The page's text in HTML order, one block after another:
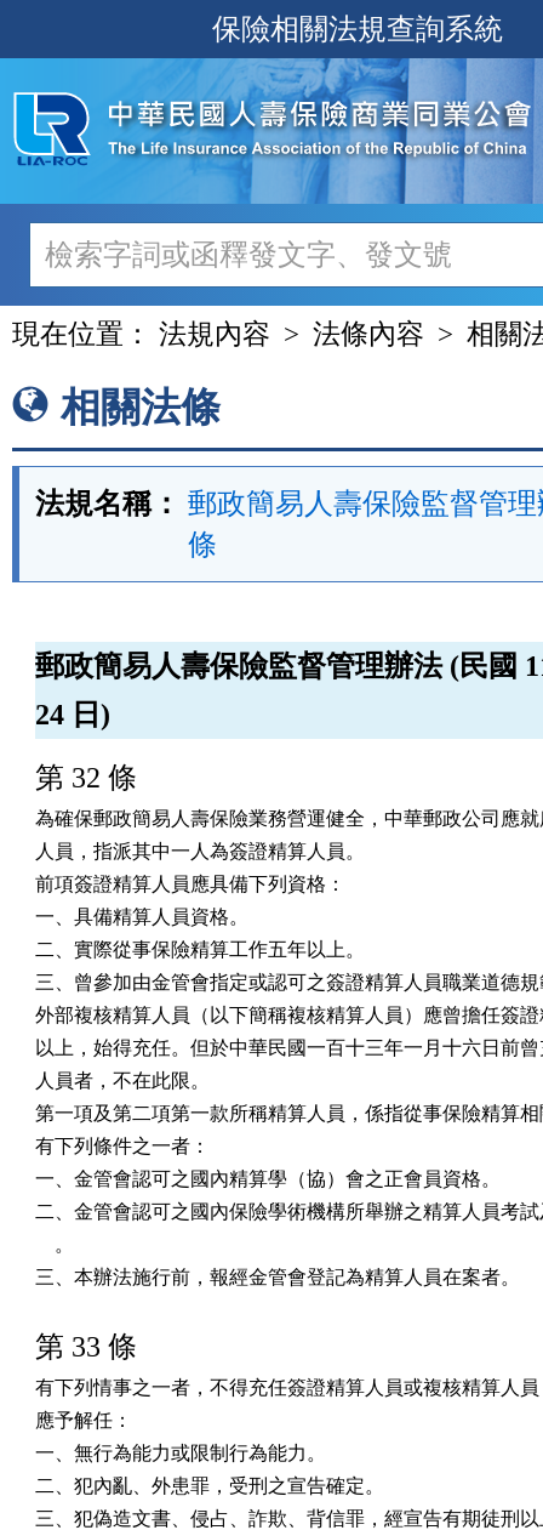
至
主
內
容
保險相關法規查詢系統
現在位置： 法規內容 法條內容 相關
相關法條
法規名稱： 郵政簡易人壽保險監督管理
條
郵政簡易人壽保險監督管理辦法 (民國
24 日)
第 32 條
為確保郵政簡易人壽保險業務營運健全，中華郵政公司應
人員，指派其中一人為簽證精算人員。
前項簽證精算人員應具備下列資格：
一、具備精算人員資格。
二、實際從事保險精算工作五年以上。
三、曾參加由金管會指定或認可之簽證精算人員職業道德
外部複核精算人員（以下簡稱複核精算人員）應曾擔任簽
以上，始得充任。但於中華民國一百十三年一月十六日前
人員者，不在此限。
第一項及第二項第一款所稱精算人員，係指從事保險精算
有下列條件之一者：
一、金管會認可之國內精算學（協）會之正會員資格。
二、金管會認可之國內保險學術機構所舉辦之精算人員考
    。
三、本辦法施行前，報經金管會登記為精算人員在案者。
第 33 條
有下列情事之一者，不得充任簽證精算人員或複核精算人
應予解任：
一、無行為能力或限制行為能力。
二、犯內亂、外患罪，受刑之宣告確定。
三、犯偽造文書、侵占、詐欺、背信罪，經宣告有期徒刑